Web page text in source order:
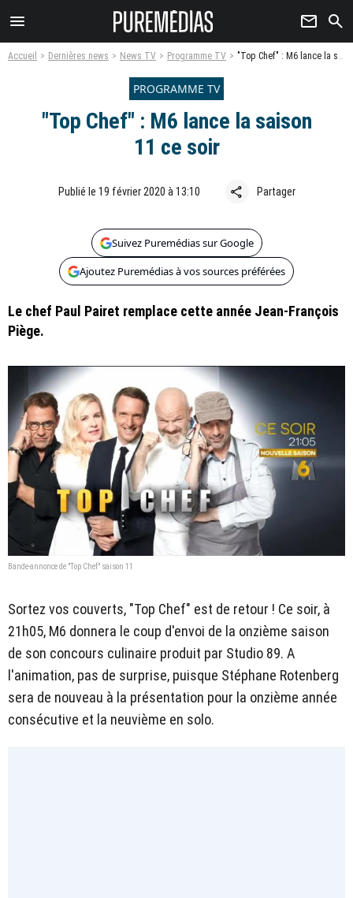
menu newsletter search
Accueil Dernières news News TV Programme TV "Top Chef" : M6 lance la saison 11 ce soir
PROGRAMME TV
"Top Chef" : M6 lance la saison
11 ce soir
Publié le 19 février 2020 à 13:10 share Partager
Suivez Puremédias sur Google
Ajoutez Puremédias à vos sources préférées
Le chef Paul Pairet remplace cette année Jean-François
Piège.
Bande-annonce de "Top Chef" saison 11
Sortez vos couverts, "Top Chef" est de retour ! Ce soir, à
21h05, M6 donnera le coup d'envoi de la onzième saison
de son concours culinaire produit par Studio 89. A
l'animation, pas de surprise, puisque Stéphane Rotenberg
sera de nouveau à la présentation pour la onzième année
consécutive et la neuvième en solo.